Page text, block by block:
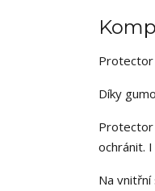
Protector
Díky
Protector
ochránit.
Na